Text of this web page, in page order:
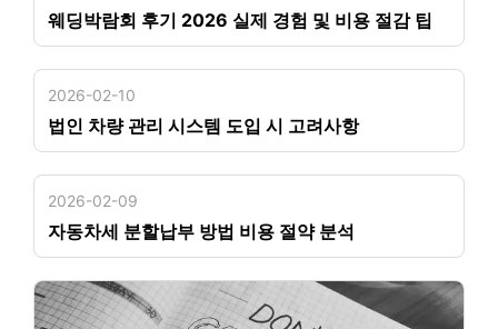
웨딩박람회 후기 2026 실제 경험 및 비용 절감 팁
2026-02-10
법인 차량 관리 시스템 도입 시 고려사항
2026-02-09
자동차세 분할납부 방법 비용 절약 분석